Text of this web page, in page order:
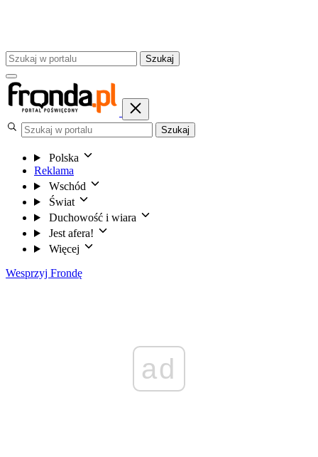
Szukaj
Szukaj
Polska
Reklama
Wschód
Świat
Duchowość i wiara
Jest afera!
Więcej
Wesprzyj Frondę
ad